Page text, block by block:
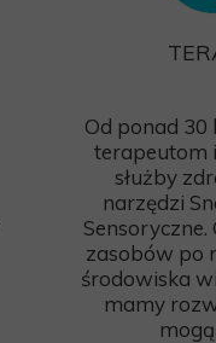
Od ponad
terapeutom
służby
narzędzi
zasobów po
środowiska
mamy